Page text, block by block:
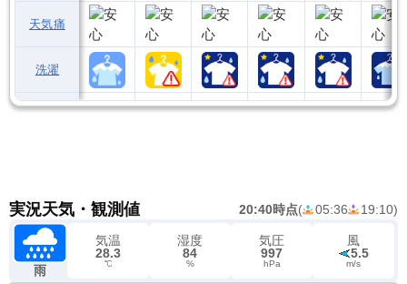
天気痛
洗濯
実況天気・観測値 20:40時点( 05:36 19:10)
雨
気温
28.3
℃
湿度
84
%
気圧
997
hPa
風
5.5
m/s